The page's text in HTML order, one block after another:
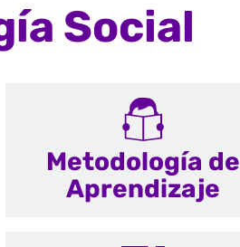
Social
Metodología de
Aprendizaje